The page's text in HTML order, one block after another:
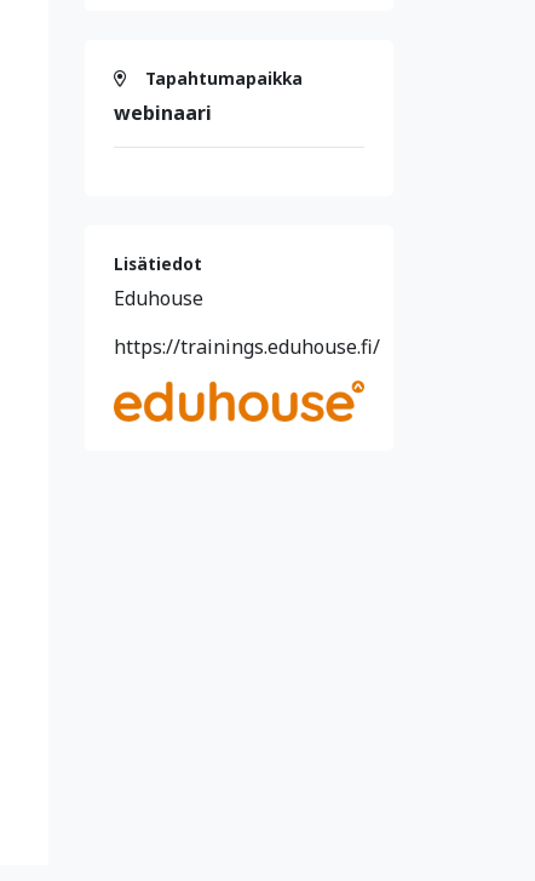
Tapahtumapaikka
webinaari
Lisätiedot
Eduhouse
https://trainings.eduhouse.fi/